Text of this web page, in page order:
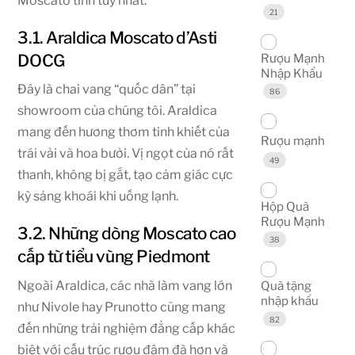
3.1. Araldica Moscato d’Asti
DOCG
Đây là chai vang “quốc dân” tại
showroom của chúng tôi. Araldica
mang đến hương thơm tinh khiết của
trái vải và hoa bưởi. Vị ngọt của nó rất
thanh, không bị gắt, tạo cảm giác cực
kỳ sảng khoái khi uống lạnh.
3.2. Những dòng Moscato cao
cấp từ tiểu vùng Piedmont
Ngoài Araldica, các nhà làm vang lớn
như Nivole hay Prunotto cũng mang
đến những trải nghiệm đẳng cấp khác
biệt với cấu trúc rượu đậm đà hơn và
21
Rượu Mạnh
Nhập Khẩu
86
Rượu mạnh
49
Hộp Quà
Rượu Mạnh
38
Quà tặng
nhập khẩu
82